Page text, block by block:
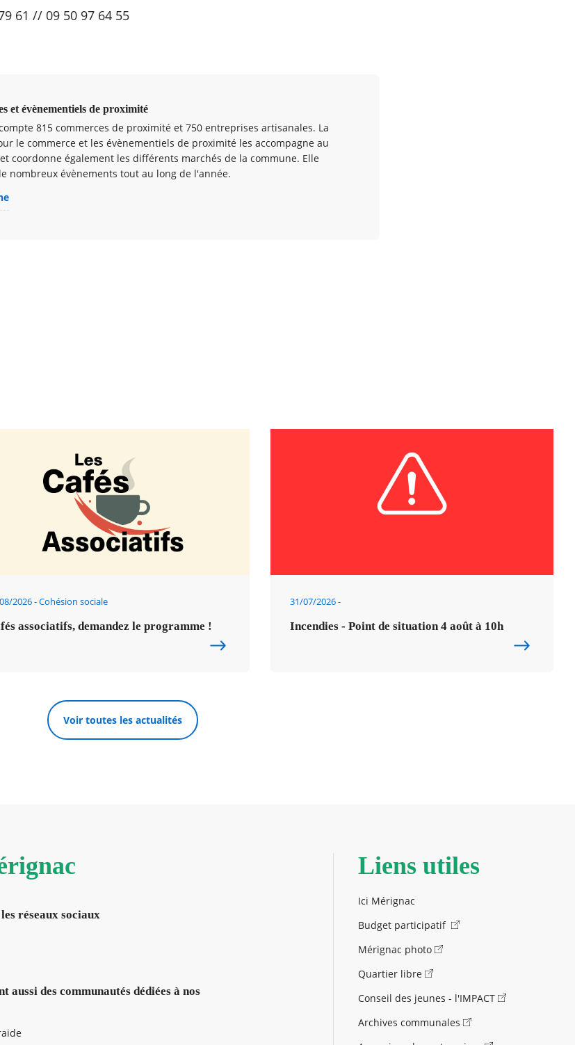
61 // 09 50 97 64 55
et évènementiels de proximité
815 commerces de proximité et 750 entreprises artisanales. La
le commerce et les évènementiels de proximité les accompagne au
coordonne également les différents marchés de la commune. Elle
nombreux évènements tout au long de l'année.
2026 Cohésion sociale
associatifs, demandez le programme !
31/07/2026
Incendies - Point de situation 4 août à 10h
Voir toutes les actualités
réseaux sociaux
aussi des communautés dédiées à nos
Liens utiles
Ici Mérignac
Budget participatif
Mérignac photo
Quartier libre
Conseil des jeunes - l'IMPACT
Archives communales